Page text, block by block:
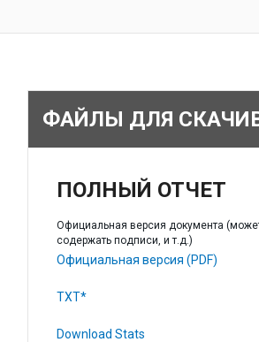
ФАЙЛЫ ДЛЯ
ПОЛНЫЙ ОТЧЕТ
Официальная версия документа
содержать подписи, и т.д.)
Официальная версия (PDF)
TXT*
Download Stats